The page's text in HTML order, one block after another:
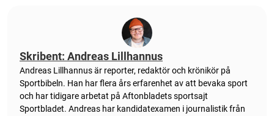
Skribent: Andreas Lillhannus
Andreas Lillhannus är reporter, redaktör och krönikör på
Sportbibeln. Han har flera års erfarenhet av att bevaka sport
och har tidigare arbetat på Aftonbladets sportsajt
Sportbladet. Andreas har kandidatexamen i journalistik från